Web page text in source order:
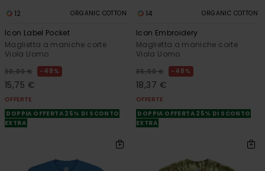
12 ORGANIC COTTON
Icon Label Pocket
Maglietta a maniche corte
Viola Uomo
30,00 € 48%
15,75 €
OFFERTE
DOPPIA OFFERTA 25% DI SCONTO
EXTRA
14 ORGANIC COTTON
Icon Embroidery
Maglietta a maniche corte
Viola Uomo
35,00 € 48%
18,37 €
OFFERTE
DOPPIA OFFERTA 25% DI SCONTO
EXTRA